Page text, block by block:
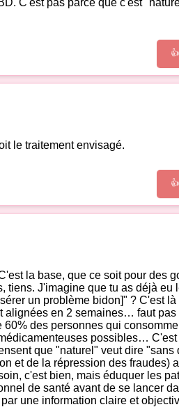
C'est pas parce que c'est
le traitement envisagé.
la base, que ce soit pour des
tiens. J'imagine que tu as déjà eu
un problème bidon]" ? C'est là
alignées en 2 semaines… faut pas
des personnes qui
possibles…
que "naturel" veut dire "sans
et de la répression des fraudes)
c'est bien, mais éduquer les
de santé avant de se lancer
une information claire et